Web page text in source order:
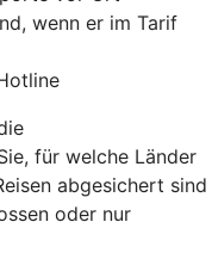
wenn er im Tarif
für welche Länder
abgesichert sind
oder nur